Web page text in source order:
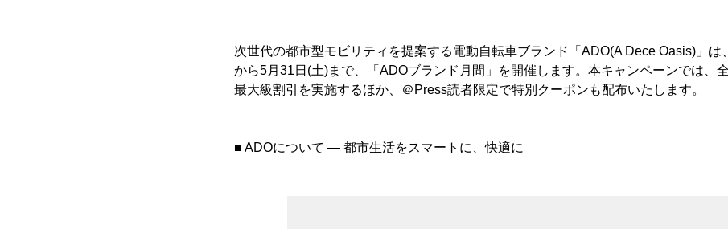
次世代の都市型モビリティを提案する電動自転車ブランド「ADO(A Dece Oasis)」は
から5月31日(土)まで、「ADOブランド月間」を開催します。本キャンペーンでは、
最大級割引を実施するほか、＠Press読者限定で特別クーポンも配布いたします。
■ ADOについて ― 都市生活をスマートに、快適に